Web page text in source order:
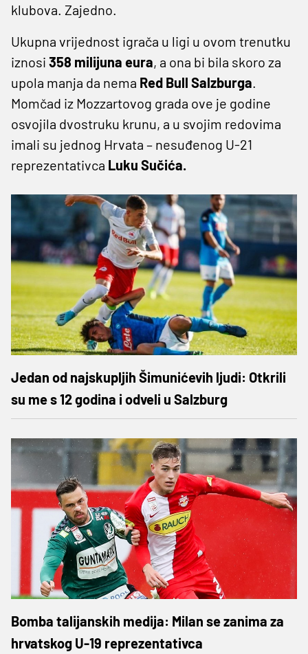
klubova. Zajedno.
Ukupna vrijednost igrača u ligi u ovom trenutku
iznosi 358 milijuna eura, a ona bi bila skoro za
upola manja da nema Red Bull Salzburga.
Momčad iz Mozzartovog grada ove je godine
osvojila dvostruku krunu, a u svojim redovima
imali su jednog Hrvata – nesuđenog U-21
reprezentativca Luku Sučića.
Jedan od najskupljih Šimunićevih ljudi: Otkrili
su me s 12 godina i odveli u Salzburg
Bomba talijanskih medija: Milan se zanima za
hrvatskog U-19 reprezentativca